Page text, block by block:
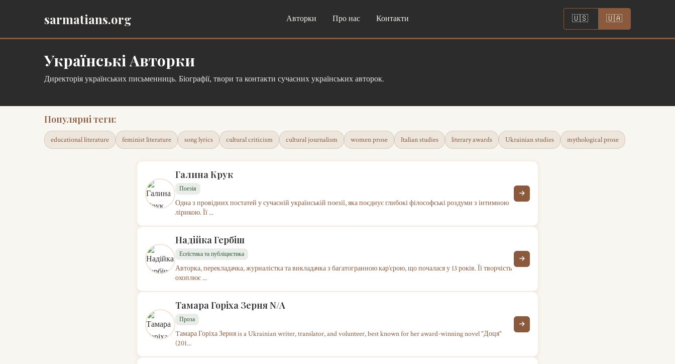
sarmatians.org Авторки Про нас Контакти 🇺🇸 🇺🇦
Українські Авторки
Директорія українських письменниць. Біографії, твори та контакти сучасних українських авторок.
Популярні теги:
educational literature feminist literature song lyrics cultural criticism cultural journalism women prose Italian studies literary awards Ukrainian studies mythological prose
Галина Крук
Поезія
Одна з провідних постатей у сучасній українській поезії, яка поєднує глибокі філософські роздуми з інтимною
лірикою. Її ...
Надійка Гербіш
Есеїстика та публіцистика
Авторка, перекладачка, журналістка та викладачка з багатогранною кар’єрою, що почалася у 13 років. Її творчість
охоплює ...
Тамара Горіха Зерня N/A
Проза
Tамара Горіха Зерня is a Ukrainian writer, translator, and volunteer, best known for her award-winning novel "Доця"
(201...